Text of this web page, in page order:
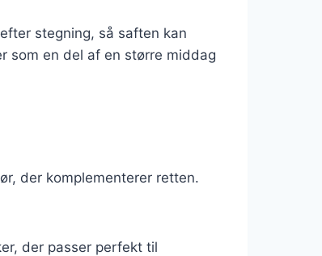
stegning, så saften kan
som en del af en større middag
der komplementerer retten.
der passer perfekt til